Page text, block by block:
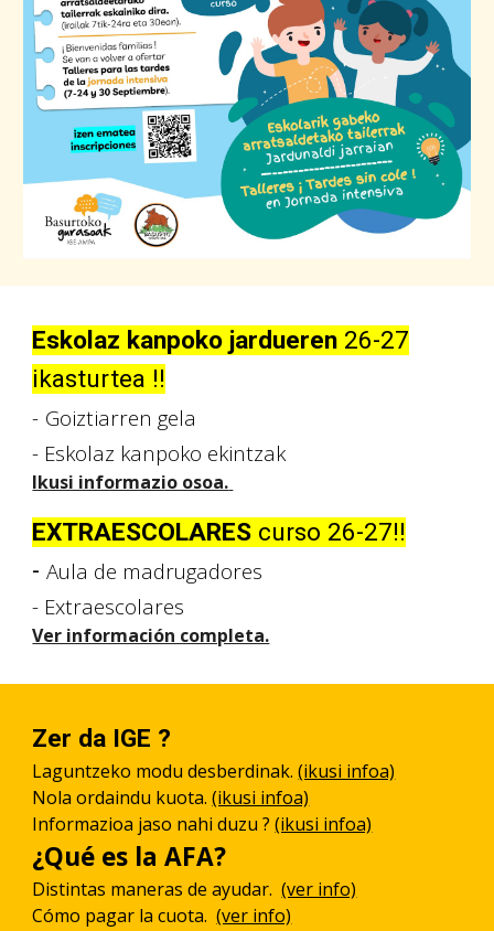
Eskolaz kanpoko jardueren 26-27
ikasturtea !!
- Goiztiarren gela
- Eskolaz kanpoko ekintzak
Ikusi informazio osoa.
EXTRAESCOLARES curso 26-27!!
-Aula de madrugadores
- Extraescolares
Ver información completa.
Zer da IGE ?
Laguntzeko modu desberdinak.(ikusi infoa)
Nola ordaindu kuota. (ikusi infoa)
Informazioa jaso nahi duzu ?(ikusi infoa)
¿Qué es laAFA?
Distintas maneras de ayudar. (ver info)
Cómo pagar la cuota. (ver info)